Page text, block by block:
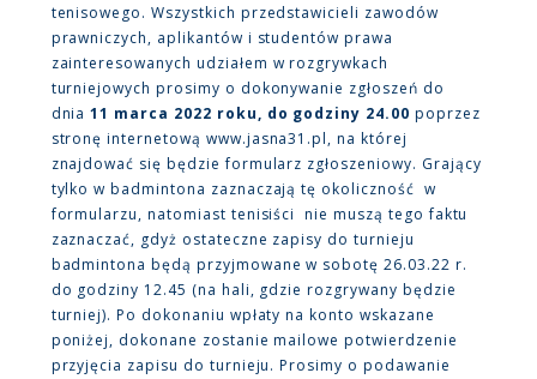
tenisowego. Wszystkich przedstawicieli zawodów
prawniczych, aplikantów i studentów prawa
zainteresowanych udziałem w rozgrywkach
turniejowych prosimy o dokonywanie zgłoszeń do
dnia11 marca 2022 roku, do godziny 24.00 poprzez
stronę internetową www.jasna31.pl, na której
znajdować się będzie formularz zgłoszeniowy. Grający
tylko w badmintona zaznaczają tę okoliczność w
formularzu, natomiast tenisiści nie muszą tego faktu
zaznaczać, gdyż ostateczne zapisy do turnieju
badmintona będą przyjmowane w sobotę 26.03.22 r.
do godziny 12.45 (na hali, gdzie rozgrywany będzie
turniej). Po dokonaniu wpłaty na konto wskazane
poniżej, dokonane zostanie mailowe potwierdzenie
przyjęcia zapisu do turnieju. Prosimy o podawanie